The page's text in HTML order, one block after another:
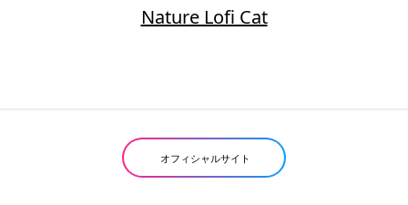
Nature Lofi Cat
オフィシャルサイト